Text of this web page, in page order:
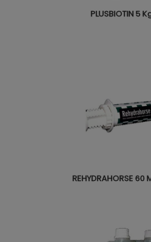
PLUSBIOTIN 5
REHYDRAHORSE 60